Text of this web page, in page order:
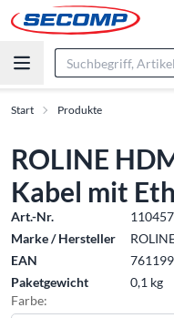
Start Produkte
ROLINE
Kabel mit
Art.-Nr.
Marke / Hersteller
EAN
Paketgewicht
0,1 kg
Farbe: